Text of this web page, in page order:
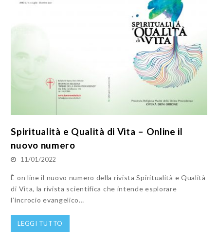
Spiritualità e Qualità di Vita – Online il
nuovo numero
11/01/2022
È on line il nuovo numero della rivista Spiritualità e Qualità
di Vita, la rivista scientifica che intende esplorare
l’incrocio evangelico…
LEGGI TUTTO